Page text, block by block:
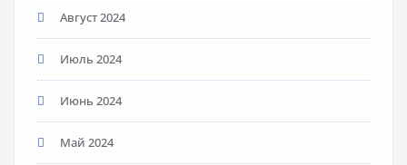
Август 2024
Июль 2024
Июнь 2024
Май 2024